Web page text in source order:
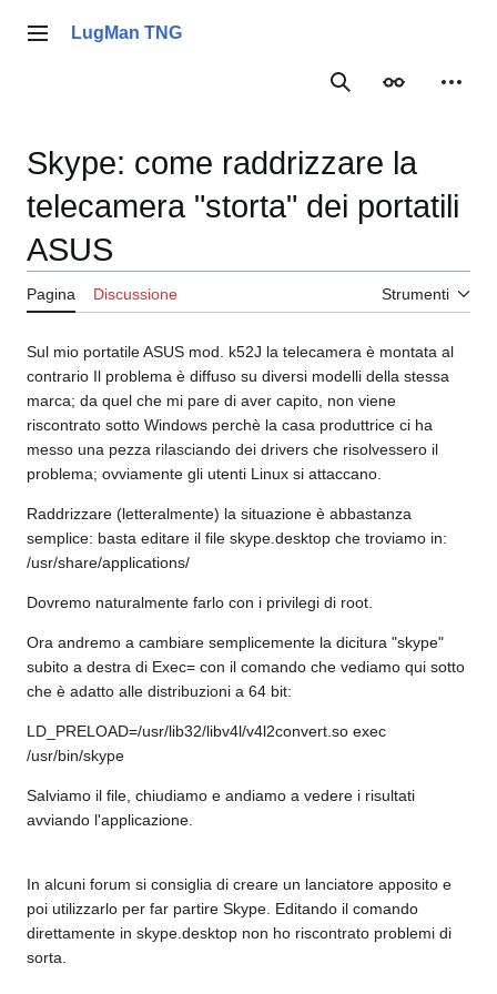
Menu principale
LugMan TNG
RicercaAspetto
Skype: come raddrizzare la
telecamera "storta" dei portatili
ASUS
Pagina Discussione Strumenti
Sul mio portatile ASUS mod. k52J la telecamera è montata al
contrario Il problema è diffuso su diversi modelli della stessa
marca; da quel che mi pare di aver capito, non viene
riscontrato sotto Windows perchè la casa produttrice ci ha
messo una pezza rilasciando dei drivers che risolvessero il
problema; ovviamente gli utenti Linux si attaccano.
Raddrizzare (letteralmente) la situazione è abbastanza
semplice: basta editare il file skype.desktop che troviamo in:
/usr/share/applications/
Dovremo naturalmente farlo con i privilegi di root.
Ora andremo a cambiare semplicemente la dicitura "skype"
subito a destra di Exec= con il comando che vediamo qui sotto
che è adatto alle distribuzioni a 64 bit:
LD_PRELOAD=/usr/lib32/libv4l/v4l2convert.so exec
/usr/bin/skype
Salviamo il file, chiudiamo e andiamo a vedere i risultati
avviando l'applicazione.
In alcuni forum si consiglia di creare un lanciatore apposito e
poi utilizzarlo per far partire Skype. Editando il comando
direttamente in skype.desktop non ho riscontrato problemi di
sorta.